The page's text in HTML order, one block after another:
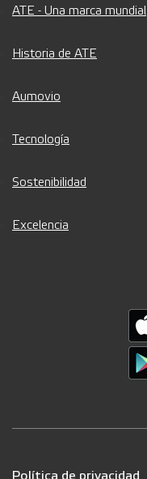
ATE - Una marca mundial
Historia de ATE
Aumovio
Tecnología
Sostenibilidad
Excelencia
Política de privacidad